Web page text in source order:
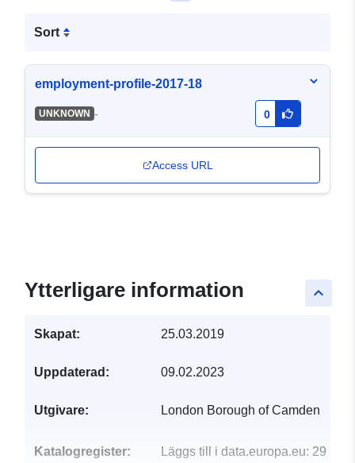
Sort
employment-profile-2017-18
UNKNOWN - 0
Access URL
keyboard_arrow_up
Ytterligare information
Skapat: 25.03.2019
Uppdaterad: 09.02.2023
Utgivare: London Borough of Camden
Katalogregister: Läggs till i data.europa.eu: 29